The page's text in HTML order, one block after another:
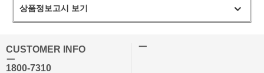
상품정보고시 보기
CUSTOMER INFO
ㅡ
1800-7310
ㅡ